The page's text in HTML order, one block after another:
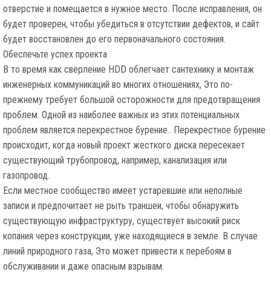
отверстие и помещается в нужное место. После исправления, он
будет проверен, чтобы убедиться в отсутствии дефектов, и сайт
будет восстановлен до его первоначального состояния.
Обеспечьте успех проекта
В то время как сверление HDD облегчает сантехнику и монтаж
инженерных коммуникаций во многих отношениях, Это по-
прежнему требует большой осторожности для предотвращения
проблем. Одной из наиболее важных из этих потенциальных
проблем является перекрестное бурение.. Перекрестное бурение
происходит, когда новый проект жесткого диска пересекает
существующий трубопровод, например, канализация или
газопровод.
Если местное сообщество имеет устаревшие или неполные
записи и предпочитает не рыть траншеи, чтобы обнаружить
существующую инфраструктуру, существует высокий риск
копания через конструкции, уже находящиеся в земле. В случае
линий природного газа, Это может привести к перебоям в
обслуживании и даже опасным взрывам.